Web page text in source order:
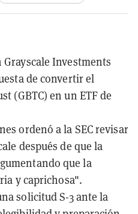
Grayscale Investments
de convertir el
(GBTC) en un ETF de
ordenó a la SEC revisar
después de que la
que la
y caprichosa".
solicitud S-3 ante la